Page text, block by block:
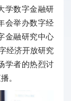
学数字金融研
会举办数字经
金融研究中心
经济开放研究
学者的热烈讨
。